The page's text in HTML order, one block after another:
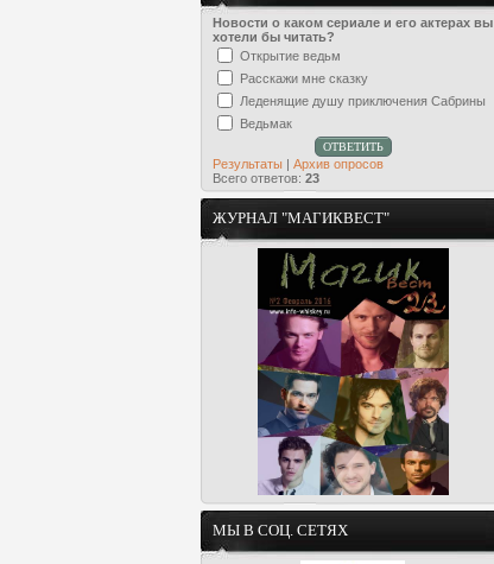
Новости о каком сериале и его актерах вы
хотели бы читать?
Открытие ведьм
Расскажи мне сказку
Леденящие душу приключения Сабрины
Ведьмак
Результаты | Архив опросов
Всего ответов: 23
ЖУРНАЛ "МАГИКВЕСТ"
МЫ В СОЦ. СЕТЯХ